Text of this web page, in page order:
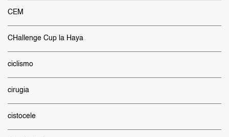
CEM
CHallenge Cup la Haya
ciclismo
cirugia
cistocele